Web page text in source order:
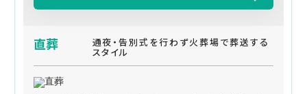
直葬 通夜・告別式を行わず火葬場で葬送する
スタイル